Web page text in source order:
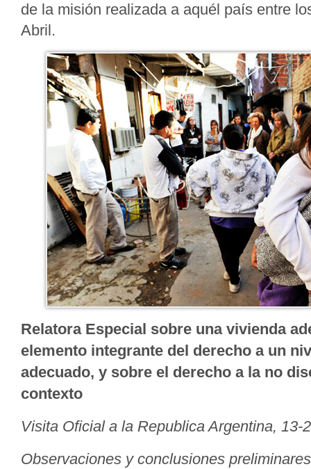
de la misión realizada a aquél país entre
Abril.
Relatora Especial sobre una vivienda
elemento integrante del derecho a un
adecuado, y sobre el derecho a la no
contexto
Visita Oficial a la Republica Argentina, 13-
Observaciones y conclusiones preliminares